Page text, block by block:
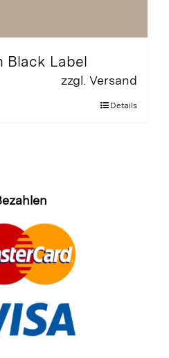
Black Label
zzgl. Versand
Details